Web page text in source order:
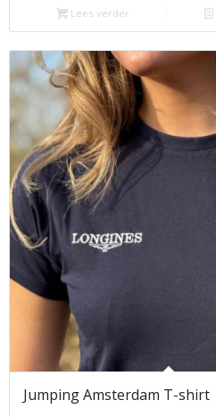
Lees verder
Jumping Amsterdam T-shirt